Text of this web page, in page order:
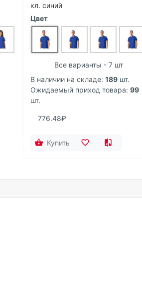
кл. синий
Цвет
Все варианты - 7 шт
В наличии на складе: 189 шт.
Ожидаемый приход товара: 99
шт.
776.48₽
Купить